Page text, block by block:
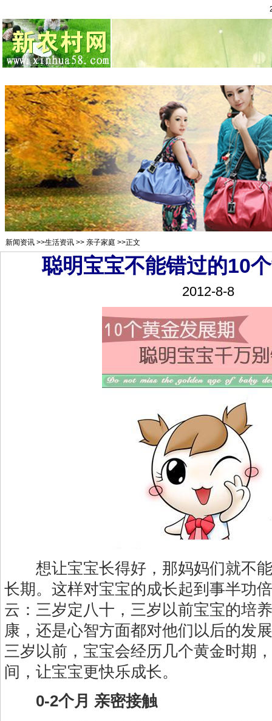
新闻资讯 >>生活资讯 >> 亲子家庭 >>正文
聪明宝宝不能错过的10
2012-8-8
想让宝宝长得好，那妈妈们就不能
长期。这样对宝宝的成长起到事半功
云：三岁定八十，三岁以前宝宝的培
康，还是心智方面都对他们以后的发
三岁以前，宝宝会经历几个黄金时期
间，让宝宝更快乐成长。
0-2个月 亲密接触